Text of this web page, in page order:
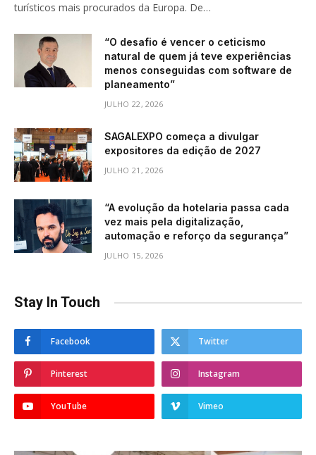
turísticos mais procurados da Europa. De…
“O desafio é vencer o ceticismo
natural de quem já teve experiências
menos conseguidas com software de
planeamento”
JULHO 22, 2026
SAGALEXPO começa a divulgar
expositores da edição de 2027
JULHO 21, 2026
“A evolução da hotelaria passa cada
vez mais pela digitalização,
automação e reforço da segurança”
JULHO 15, 2026
Stay In Touch
Facebook Twitter
Pinterest Instagram
YouTube Vimeo